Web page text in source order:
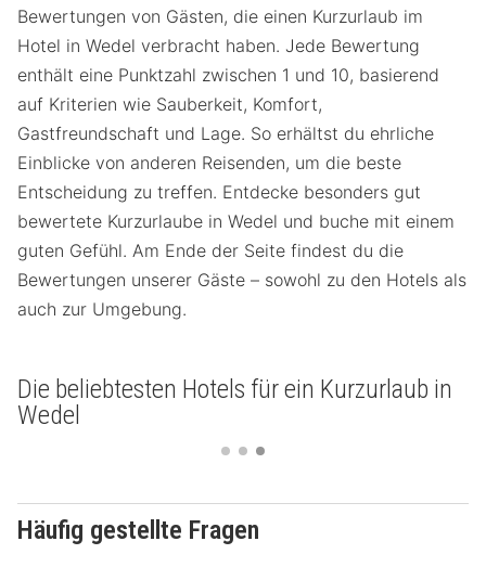
Bewertungen von Gästen, die einen Kurzurlaub im
Hotel in Wedel verbracht haben. Jede Bewertung
enthält eine Punktzahl zwischen 1 und 10, basierend
auf Kriterien wie Sauberkeit, Komfort,
Gastfreundschaft und Lage. So erhältst du ehrliche
Einblicke von anderen Reisenden, um die beste
Entscheidung zu treffen. Entdecke besonders gut
bewertete Kurzurlaube in Wedel und buche mit einem
guten Gefühl. Am Ende der Seite findest du die
Bewertungen unserer Gäste – sowohl zu den Hotels als
auch zur Umgebung.
Die beliebtesten Hotels für ein Kurzurlaub in
Wedel
Häufig gestellte Fragen